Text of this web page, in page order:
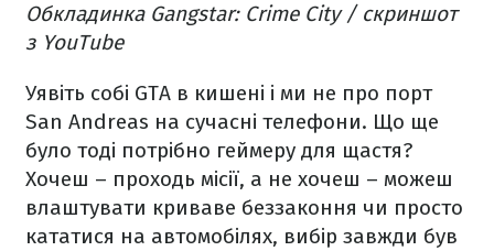
Обкладинка Gangstar: Crime City / скриншот
з YouTube
Уявіть собі GTA в кишені і ми не про порт
San Andreas на сучасні телефони. Що ще
було тоді потрібно геймеру для щастя?
Хочеш – проходь місії, а не хочеш – можеш
влаштувати криваве беззаконня чи просто
кататися на автомобілях, вибір завжди був